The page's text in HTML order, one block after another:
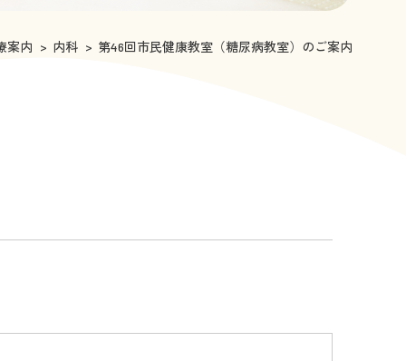
案内 内科 第46回市民健康教室（糖尿病教室）のご案内